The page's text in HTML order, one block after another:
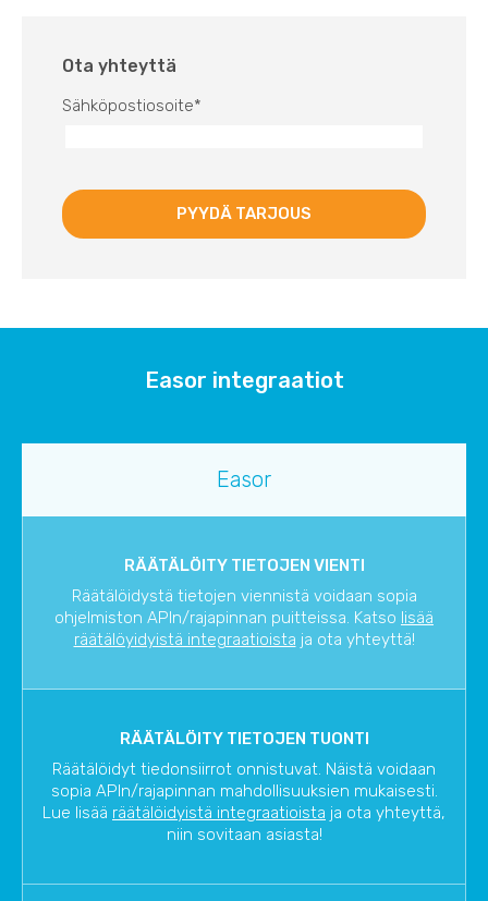
Ota yhteyttä
Sähköpostiosoite*
Easor integraatiot
Easor
RÄÄTÄLÖITY TIETOJEN VIENTI
Räätälöidystä tietojen viennistä voidaan sopia
ohjelmiston APIn/rajapinnan puitteissa. Katso lisää
räätälöyidyistä integraatioista ja ota yhteyttä!
RÄÄTÄLÖITY TIETOJEN TUONTI
Räätälöidyt tiedonsiirrot onnistuvat. Näistä voidaan
sopia APIn/rajapinnan mahdollisuuksien mukaisesti.
Lue lisää räätälöidyistä integraatioista ja ota yhteyttä,
niin sovitaan asiasta!